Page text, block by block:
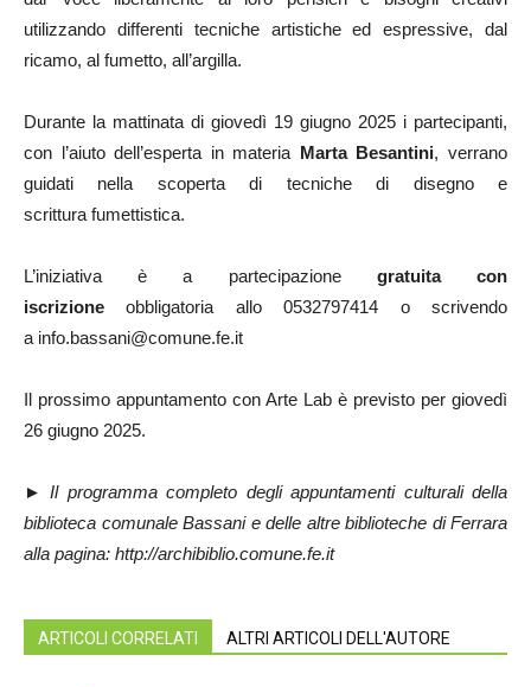
utilizzando differenti tecniche artistiche ed espressive, dal
ricamo, al fumetto, all’argilla.
Durante la mattinata di giovedì 19 giugno 2025 i partecipanti,
con l’aiuto dell’esperta in materia Marta Besantini, verrano
guidati nella scoperta di tecniche di disegno e
scrittura fumettistica.
L’iniziativa è a partecipazione gratuita con
iscrizione obbligatoria allo 0532797414 o scrivendo
a info.bassani@comune.fe.it
Il prossimo appuntamento con Arte Lab è previsto per giovedì
26 giugno 2025.
►
Il programma completo degli appuntamenti culturali della
biblioteca comunale Bassani e delle altre biblioteche di Ferrara
alla pagina: http://archibiblio.comune.fe.it
ARTICOLI CORRELATI ALTRI ARTICOLI DELL'AUTORE